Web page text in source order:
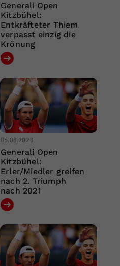
Generali Open
Kitzbühel:
Entkräfteter Thiem
verpasst einzig die
Krönung
05.08.2023
Generali Open
Kitzbühel:
Erler/Miedler greifen
nach 2. Triumph
nach 2021